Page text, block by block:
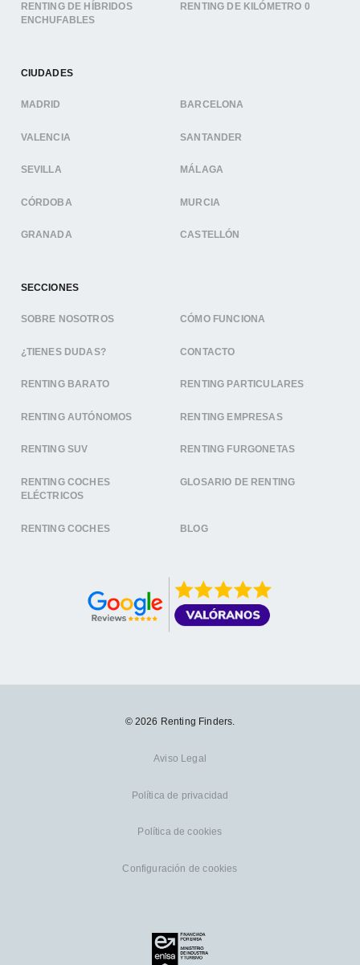
RENTING DE HÍBRIDOS
ENCHUFABLES
RENTING DE KILÓMETRO 0
CIUDADES
MADRID BARCELONA
VALENCIA SANTANDER
SEVILLA MÁLAGA
CÓRDOBA MURCIA
GRANADA CASTELLÓN
SECCIONES
SOBRE NOSOTROS CÓMO FUNCIONA
¿TIENES DUDAS? CONTACTO
RENTING BARATO RENTING PARTICULARES
RENTING AUTÓNOMOS RENTING EMPRESAS
RENTING SUV RENTING FURGONETAS
RENTING COCHES
ELÉCTRICOS
GLOSARIO DE RENTING
RENTING COCHES BLOG
© 2026 Renting Finders.
Aviso Legal
Política de privacidad
Política de cookies
Configuración de cookies